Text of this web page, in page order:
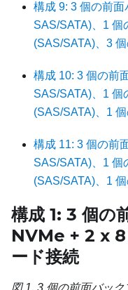
構成 9: 3 個の前
SAS/SATA)、1 個
(SAS/SATA)、3
構成 10: 3 個の前
SAS/SATA)、1 個
(SAS/SATA)、1
構成 11: 3 個の前
SAS/SATA)、1 個
(SAS/SATA)、1
構成 1: 3 個の
NVMe + 2 x 8
ード接続